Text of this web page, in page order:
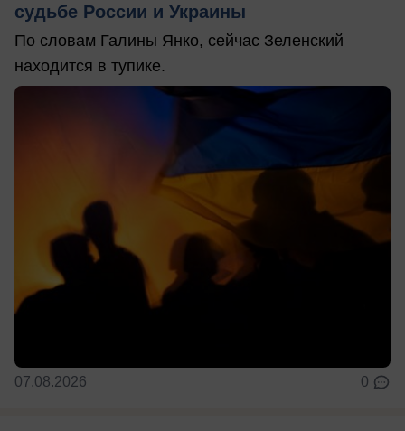
судьбе России и Украины
По словам Галины Янко, сейчас Зеленский
находится в тупике.
07.08.2026 0